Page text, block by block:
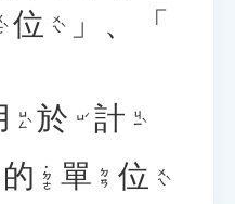
ˋ 位 ㄨㄟˋ
」、「
ㄩㄥˋ 於 ㄩˊ 計 ㄐㄧˋ
的 ˙ㄉㄜ 單 ㄉㄢ 位 ㄨㄟˋ